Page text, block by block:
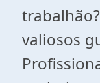
valiosos